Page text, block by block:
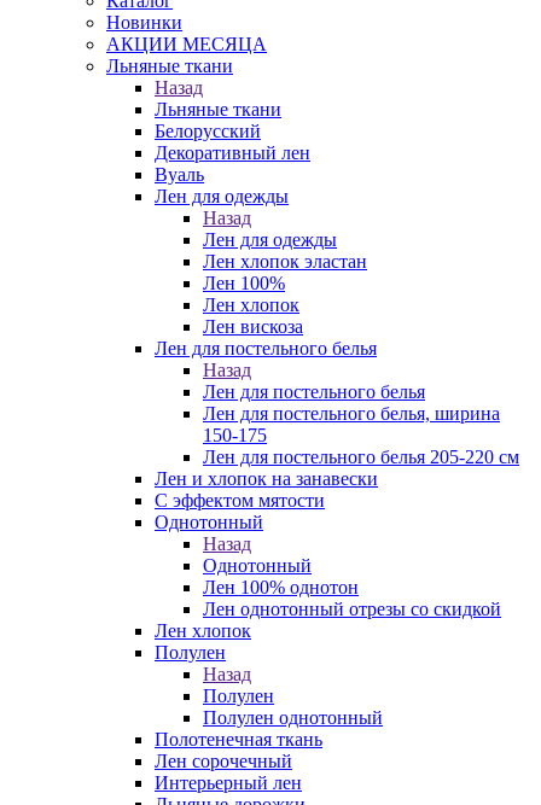
Новинки
АКЦИИ МЕСЯЦА
Льняные ткани
Назад
Льняные ткани
Белорусский
Декоративный лен
Вуаль
Лен для одежды
Назад
Лен для одежды
Лен хлопок эластан
Лен 100%
Лен хлопок
Лен вискоза
Лен для постельного белья
Назад
Лен для постельного белья
Лен для постельного белья, ширина
150-175
Лен для постельного белья 205-220 см
Лен и хлопок на занавески
С эффектом мятости
Однотонный
Назад
Однотонный
Лен 100% однотон
Лен однотонный отрезы со скидкой
Лен хлопок
Полулен
Назад
Полулен
Полулен однотонный
Полотенечная ткань
Лен сорочечный
Интерьерный лен